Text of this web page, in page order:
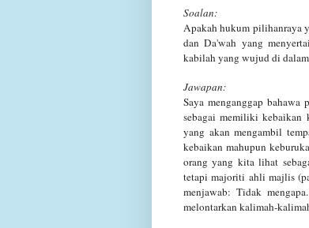
Soalan:
Apakah hukum pilihanraya
dan Da'wah yang
kabilah yang wujud di
Jawapan:
Saya menganggap
sebagai memiliki kebaikan
yang akan mengambil
kebaikan mahupun
orang yang kita lihat
tetapi majoriti ahli majlis
menjawab: Tidak
melontarkan kalimah-